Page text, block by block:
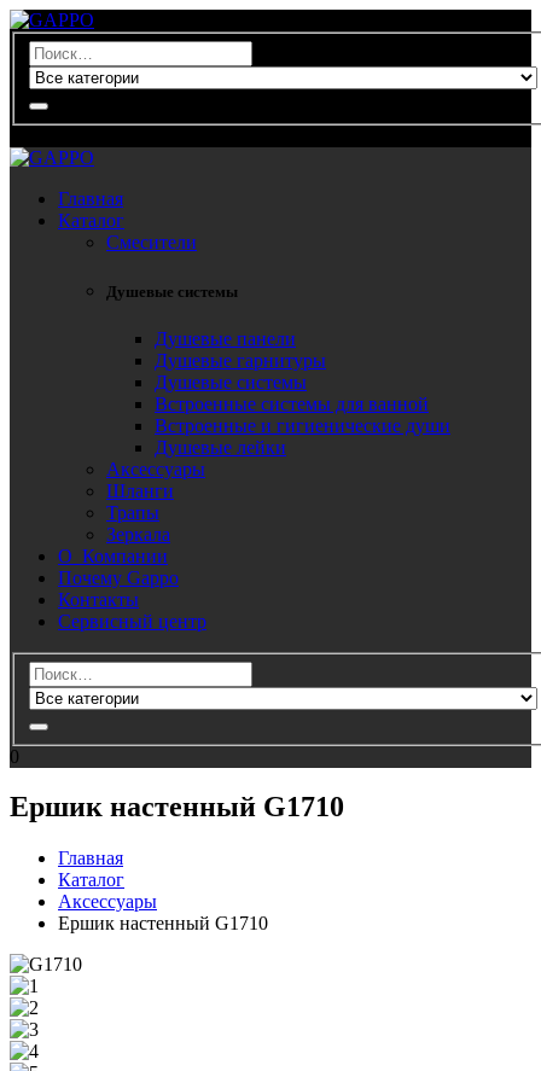
Главная
Каталог
Смесители
Душевые системы
Душевые панели
Душевые гарнитуры
Душевые системы
Встроенные системы для ванной
Встроенные и гигиенические души
Душевые лейки
Аксессуары
Шланги
Трапы
Зеркала
О Компании
Почему Gappo
Контакты
Сервисный центр
0
Ершик настенный G1710
Главная
Каталог
Аксессуары
Ершик настенный G1710